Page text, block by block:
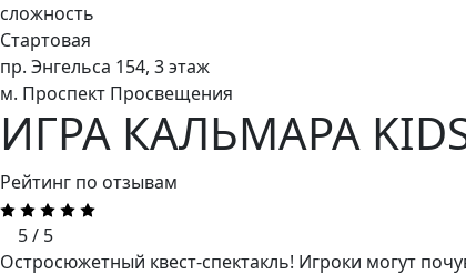
сложность
Стартовая
пр. Энгельса 154, 3 этаж
м. Проспект Просвещения
ИГРА КАЛЬМАРА
Рейтинг по отзывам
5 / 5
Остросюжетный квест-спектакль! Игроки могут